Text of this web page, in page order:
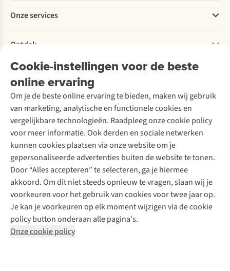
Cookie-instellingen voor de beste
online ervaring
Om je de beste online ervaring te bieden, maken wij gebruik
van marketing, analytische en functionele cookies en
vergelijkbare technologieën. Raadpleeg onze cookie policy
voor meer informatie. Ook derden en sociale netwerken
kunnen cookies plaatsen via onze website om je
gepersonaliseerde advertenties buiten de website te tonen.
Door “Alles accepteren” te selecteren, ga je hiermee
akkoord. Om dit niet steeds opnieuw te vragen, slaan wij je
voorkeuren voor het gebruik van cookies voor twee jaar op.
Je kan je voorkeuren op elk moment wijzigen via de cookie
policy button onderaan alle pagina's.
Onze cookie policy
Betalen
Levering
Retourneren
Bestelling herroepen
Garantie
Contact
Explore More
Verantwoord ondernemen
Over Ayacucho
Onze winkels
Over A.S.Adventure
Toegankelijkheidsverklaring
Onze services
Ski-onderhoud
Wasservice
Schoenonderhoud
Schoenherstelling
Kledingherstelling
Retouches
Voor bedrijven
Ontdek
A.S.Magazine
Podcast
Explore Academy
Explore Camp
Gear Check
Inspiratie & advies
Meld je aan voor de nieuwsbrief
Follow us
Disclaimer Privacy Policy
Algemene voorwaarden
Cookie Policy